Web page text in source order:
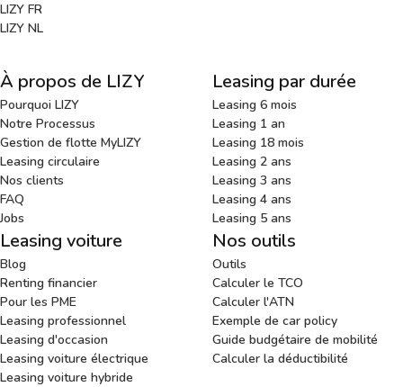
LIZY FR
LIZY NL
À propos de LIZY
Pourquoi LIZY
Notre Processus
Gestion de flotte MyLIZY
Leasing circulaire
Nos clients
FAQ
Jobs
Leasing par durée
Leasing 6 mois
Leasing 1 an
Leasing 18 mois
Leasing 2 ans
Leasing 3 ans
Leasing 4 ans
Leasing 5 ans
Leasing voiture
Blog
Renting financier
Pour les PME
Leasing professionnel
Leasing d'occasion
Leasing voiture électrique
Leasing voiture hybride
Nos outils
Outils
Calculer le TCO
Calculer l'ATN
Exemple de car policy
Guide budgétaire de mobilité
Calculer la déductibilité